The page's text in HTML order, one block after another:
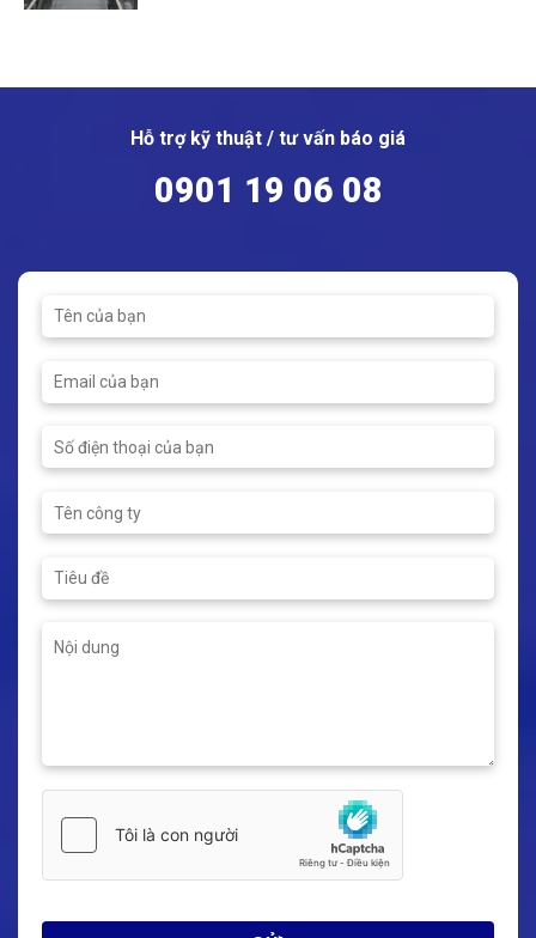
Hỗ trợ kỹ thuật / tư vấn báo giá
0901 19 06 08